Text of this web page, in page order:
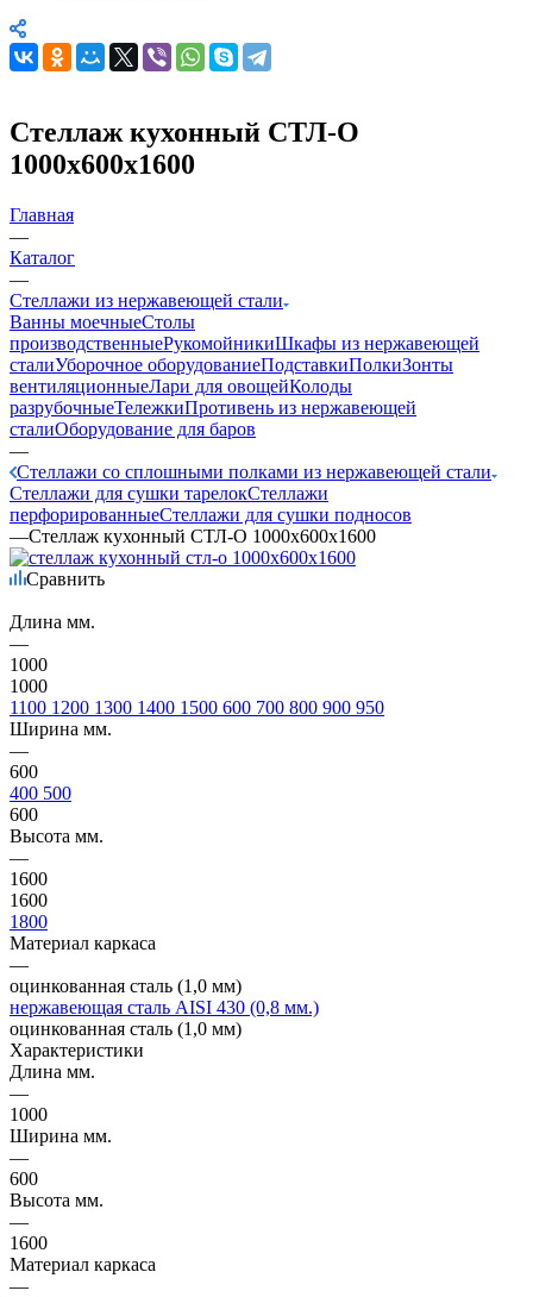
Стеллаж кухонный СТЛ-О
1000х600х1600
Главная
—
Каталог
—
Стеллажи из нержавеющей стали
Ванны моечныеСтолы
производственныеРукомойникиШкафы из нержавеющей
сталиУборочное оборудованиеПодставкиПолкиЗонты
вентиляционныеЛари для овощейКолоды
разрубочныеТележкиПротивень из нержавеющей
сталиОборудование для баров
—
Стеллажи со сплошными полками из нержавеющей стали
Стеллажи для сушки тарелокСтеллажи
перфорированныеСтеллажи для сушки подносов
—Стеллаж кухонный СТЛ-О 1000х600х1600
Сравнить
Длина мм.
—
1000
1000
1100 1200 1300 1400 1500 600 700 800 900 950
Ширина мм.
—
600
400 500
600
Высота мм.
—
1600
1600
1800
Материал каркаса
—
оцинкованная сталь (1,0 мм)
нержавеющая сталь AISI 430 (0,8 мм.)
оцинкованная сталь (1,0 мм)
Характеристики
Длина мм.
—
1000
Ширина мм.
—
600
Высота мм.
—
1600
Материал каркаса
—